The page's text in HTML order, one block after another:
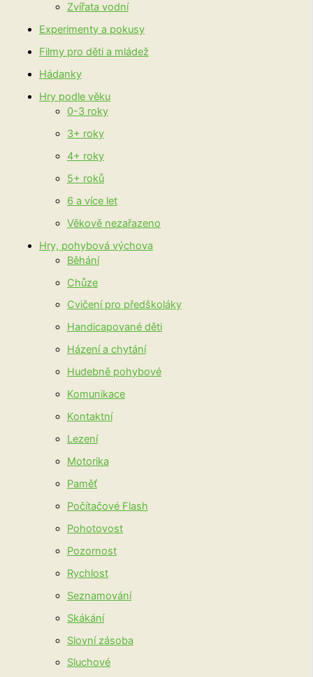
Zvířata vodní
Experimenty a pokusy
Filmy pro děti a mládež
Hádanky
Hry podle věku
0-3 roky
3+ roky
4+ roky
5+ roků
6 a více let
Věkově nezařazeno
Hry, pohybová výchova
Běhání
Chůze
Cvičení pro předškoláky
Handicapované děti
Házení a chytání
Hudebně pohybové
Komunikace
Kontaktní
Lezení
Motorika
Paměť
Počítačové Flash
Pohotovost
Pozornost
Rychlost
Seznamování
Skákání
Slovní zásoba
Sluchové